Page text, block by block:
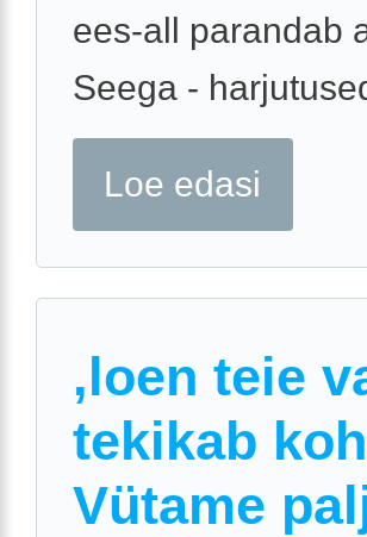
ees-all parandab
Seega -
Loe edasi
,loen teie
tekikab
Vütame